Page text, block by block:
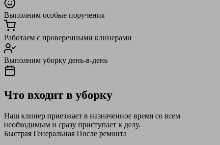
Выполним особые поручения
Работаем с проверенными клинерами
Выполним уборку день-в-день
Что входит в уборку
Наш клинер приезжает в назначенное время со всем
необходимым и сразу приступает к делу.
Быстрая Генеральная После ремонта